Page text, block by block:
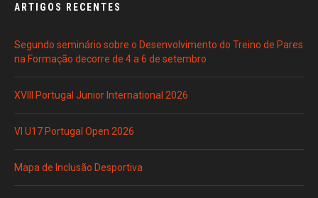
ARTIGOS RECENTES
Segundo seminário sobre o Desenvolvimento do Treino de Pares
na Formação decorre de 4 a 6 de setembro
XVIII Portugal Junior International 2026
VI U17 Portugal Open 2026
Mapa de Inclusão Desportiva